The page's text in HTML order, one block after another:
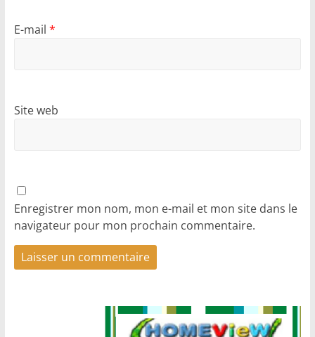
E-mail *
Site web
Enregistrer mon nom, mon e-mail et mon site dans le
navigateur pour mon prochain commentaire.